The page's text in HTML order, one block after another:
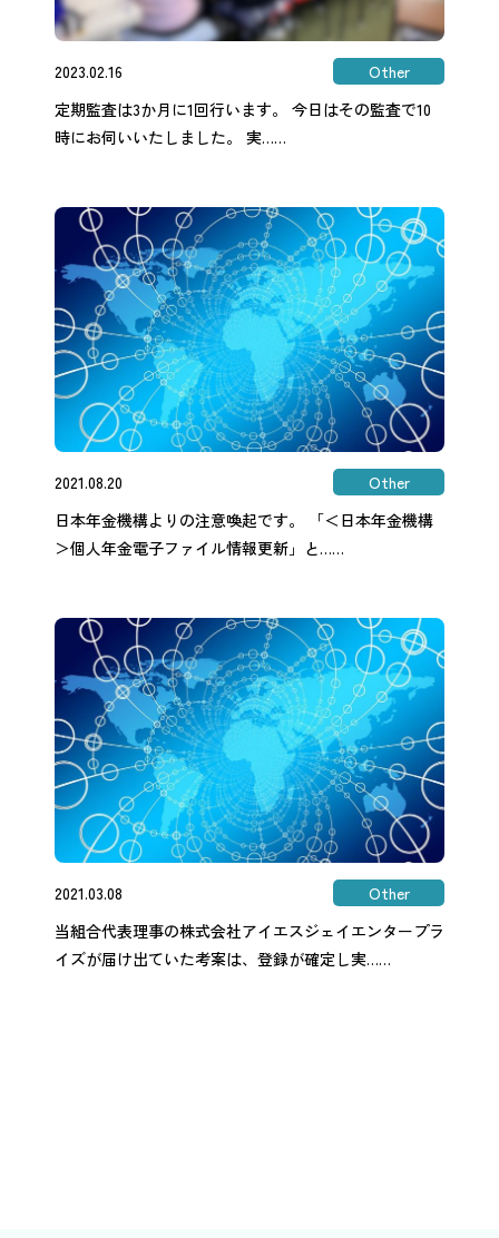
2023.02.16
Other
定期監査は3か月に1回行います。 今日はその監査で10
時にお伺いいたしました。 実……
2021.08.20
Other
日本年金機構よりの注意喚起です。 「＜日本年金機構
＞個人年金電子ファイル情報更新」と……
2021.03.08
Other
当組合代表理事の株式会社アイエスジェイエンタープラ
イズが届け出ていた考案は、登録が確定し実……